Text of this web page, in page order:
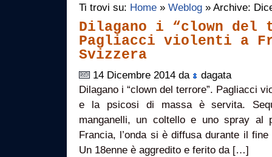
Ti trovi su: Home » Weblog » Archive:
Dilagano i “clown del
Pagliacci violenti a
Svizzera
14 Dicembre 2014 da
dagata
Dilagano i “clown del terrore”. Pagliacci
e la psicosi di massa è servita.
manganelli, un coltello e uno spray
Francia, l’onda si è diffusa durante il
Un 18enne è aggredito e ferito da […]